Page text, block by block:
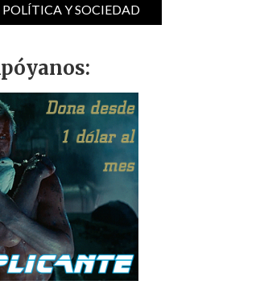
POLÍTICA Y SOCIEDAD